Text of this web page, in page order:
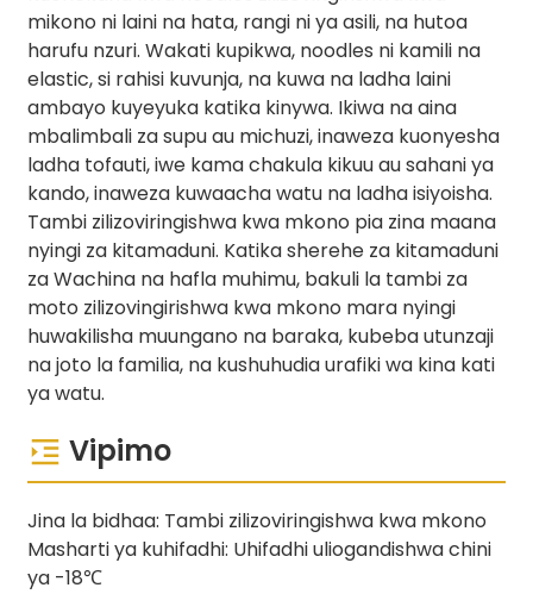
mikono ni laini na hata, rangi ni ya asili, na hutoa
harufu nzuri. Wakati kupikwa, noodles ni kamili na
elastic, si rahisi kuvunja, na kuwa na ladha laini
ambayo kuyeyuka katika kinywa. Ikiwa na aina
mbalimbali za supu au michuzi, inaweza kuonyesha
ladha tofauti, iwe kama chakula kikuu au sahani ya
kando, inaweza kuwaacha watu na ladha isiyoisha.
Tambi zilizoviringishwa kwa mkono pia zina maana
nyingi za kitamaduni. Katika sherehe za kitamaduni
za Wachina na hafla muhimu, bakuli la tambi za
moto zilizovingirishwa kwa mkono mara nyingi
huwakilisha muungano na baraka, kubeba utunzaji
na joto la familia, na kushuhudia urafiki wa kina kati
ya watu.
Vipimo
Jina la bidhaa: Tambi zilizoviringishwa kwa mkono
Masharti ya kuhifadhi: Uhifadhi uliogandishwa chini
ya -18℃